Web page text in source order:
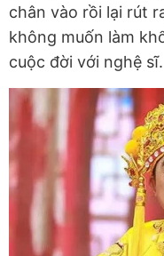
chân vào rồi lại rút
không muốn làm
cuộc đời với nghệ sĩ.